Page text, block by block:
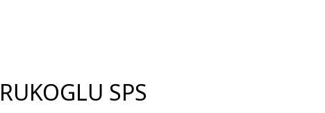
SPS